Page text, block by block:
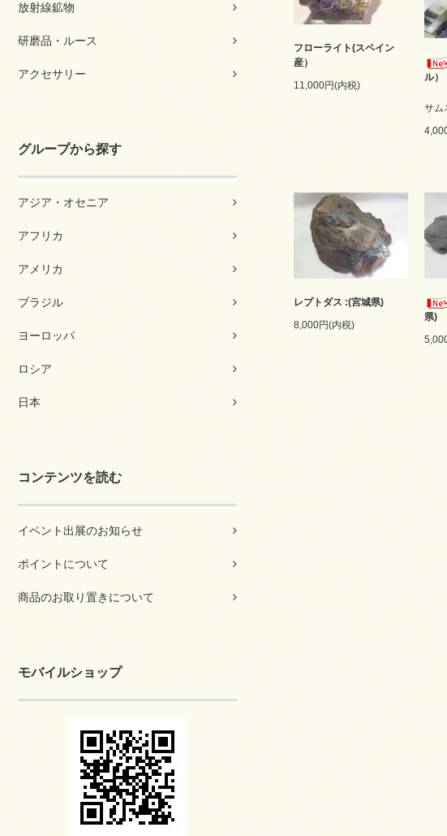
放射線鉱物
研磨品・ルース
アクセサリー
グループから探す
アジア・オセニア
アフリカ
アメリカ
ブラジル
ヨーロッパ
ロシア
日本
コンテンツを読む
イベント出展のお知らせ
ポイントについて
商品のお取り置きについて
モバイルショップ
フローライト(スペイン
産）
11,000円(内税)
ル）
サム
レプトダス :(宮城県)
8,000円(内税)
県)